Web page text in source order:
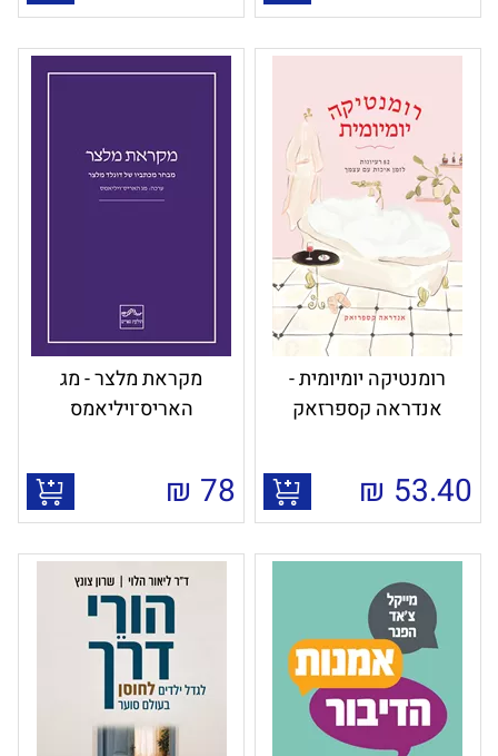
רומנטיקה יומיומית -
אנדראה קספרזאק
53.40
₪
מקראת מלצר - מג
האריס־ויליאמס
78
₪